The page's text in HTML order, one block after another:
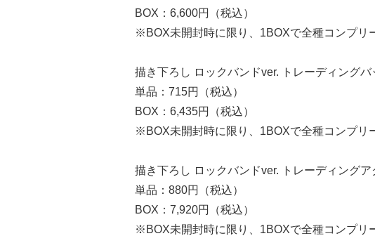
BOX：6,600円（税込）
※BOX未開封時に限り、1BOXで全種コンプリ
描き下ろし ロックバンドver. トレーディング
単品：715円（税込）
BOX：6,435円（税込）
※BOX未開封時に限り、1BOXで全種コンプリ
描き下ろし ロックバンドver. トレーディングア
単品：880円（税込）
BOX：7,920円（税込）
※BOX未開封時に限り、1BOXで全種コンプリ